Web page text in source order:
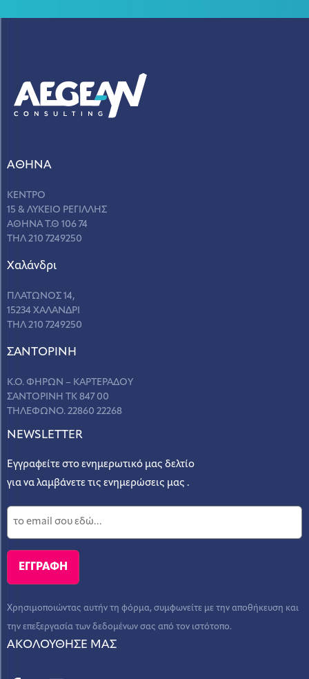
ΑΘΗΝΑ
ΚΕΝΤΡΟ
15 & ΛΥΚΕΙΟ ΡΕΓΙΛΛΗΣ
ΑΘΗΝΑ Τ.Θ 106 74
ΤΗΛ 210 7249250
Χαλάνδρι
ΠΛΑΤΩΝΟΣ 14,
15234 ΧΑΛΑΝΔΡΙ
ΤΗΛ 210 7249250
ΣANΤΟΡΙΝΗ
Κ.Ο. ΦΗΡΩΝ – ΚΑΡΤΕΡΑΔΟΥ
ΣΑΝΤΟΡΙΝΗ ΤΚ 847 00
ΤΗΛΕΦΩΝΟ. 22860 22268
NEWSLETTER
Εγγραφείτε στο ενημερωτικό μας δελτίο
για να λαμβάνετε τις ενημερώσεις μας .
Χρησιμοποιώντας αυτήν τη φόρμα, συμφωνείτε με την αποθήκευση και
την επεξεργασία των δεδομένων σας από τον ιστότοπο.
ΑΚΟΛΟΥΘΗΣΕ ΜΑΣ